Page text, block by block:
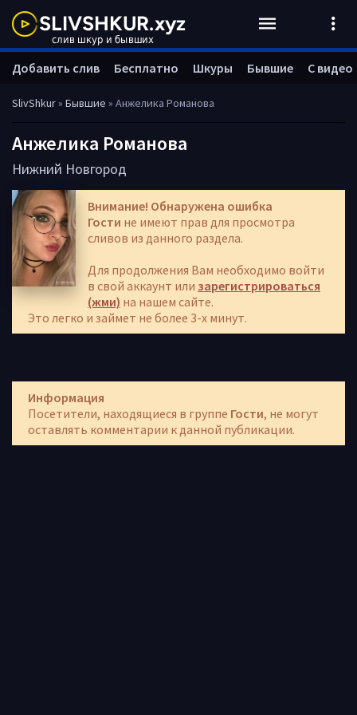
SlivShkur» Бывшие » Анжелика Романова
Анжелика Романова
Нижний Новгород
Внимание! Обнаружена ошибка
Гости не имеют прав для просмотра
сливов из данного раздела.
Для продолжения Вам необходимо войти
в свой аккаунт или зарегистрироваться
(жми) на нашем сайте.
Это легко и займет не более 3-х минут.
Информация
Посетители, находящиеся в группе Гости, не могут
оставлять комментарии к данной публикации.
Добавить слив Бесплатно Шкуры Бывшие С видео